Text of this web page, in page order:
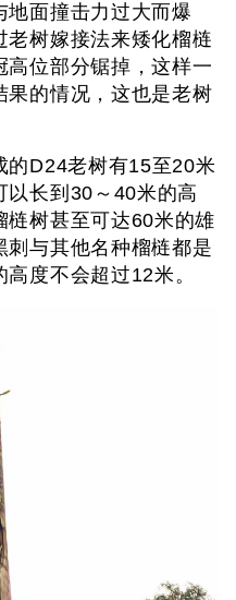
地面撞击力过大而爆
树嫁接法来矮化榴梿
位部分锯掉，这样一
果的情况，这也是老树
的D24老树有15至20米
以长到30～40米的高
梿树甚至可达60米的雄
与其他名种榴梿都是
度不会超过12米。